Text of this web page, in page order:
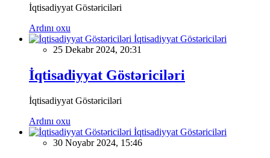
İqtisadiyyat Göstəriciləri
Ardını oxu
İqtisadiyyat Göstəriciləri
25 Dekabr 2024, 20:31
İqtisadiyyat Göstəriciləri
İqtisadiyyat Göstəriciləri
Ardını oxu
İqtisadiyyat Göstəriciləri
30 Noyabr 2024, 15:46